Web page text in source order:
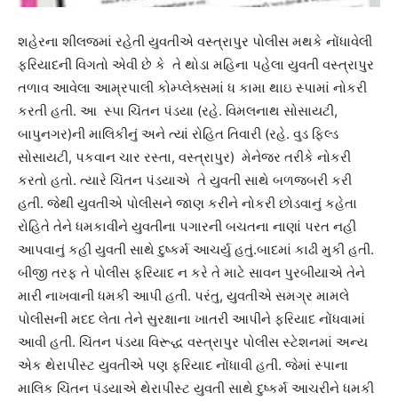
શહેરના શીલજમાં રહેતી યુવતીએ વસ્ત્રાપુર પોલીસ મથકે નોંધાવેલી
ફરિયાદની વિગતો એવી છે કે તે થોડા મહિના પહેલા યુવતી વસ્ત્રાપુર
તળાવ આવેલા આમ્રપાલી કોમ્પ્લેક્સમાં ધ કામા થાઇ સ્પામાં નોકરી
કરતી હતી. આ સ્પા ચિંતન પંડયા (રહે. વિમલનાથ સોસાયટી,
બાપુનગર)ની માલિકીનું અને ત્યાં રોહિત તિવારી (રહે. વુડ ફિલ્ડ
સોસાયટી, પકવાન ચાર રસ્તા, વસ્ત્રાપુર) મેનેજર તરીકે નોકરી
કરતો હતો. ત્યારે ચિંતન પંડયાએ તે યુવતી સાથે બળજબરી કરી
હતી. જેથી યુવતીએ પોલીસને જાણ કરીને નોકરી છોડવાનું કહેતા
રોહિતે તેને ધમકાવીને યુવતીના પગારની બચતના નાણાં પરત નહી
આપવાનું કહી યુવતી સાથે દુષ્કર્મ આચર્યુ હતું.બાદમાં કાઢી મુકી હતી.
બીજી તરફ તે પોલીસ ફરિયાદ ન કરે તે માટે સાવન પુરબીયાએ તેને
મારી નાખવાની ધમકી આપી હતી. પરંતુ, યુવતીએ સમગ્ર મામલે
પોલીસની મદદ લેતા તેને સુરક્ષાના ખાતરી આપીને ફરિયાદ નોંધવામાં
આવી હતી. ચિંતન પંડયા વિરૂદ્ધ વસ્ત્રાપુર પોલીસ સ્ટેશનમાં અન્ય
એક થેરાપીસ્ટ યુવતીએ પણ ફરિયાદ નોંધાવી હતી. જેમાં સ્પાના
માલિક ચિંતન પંડયાએ થેરાપીસ્ટ યુવતી સાથે દુષ્કર્મ આચરીને ધમકી